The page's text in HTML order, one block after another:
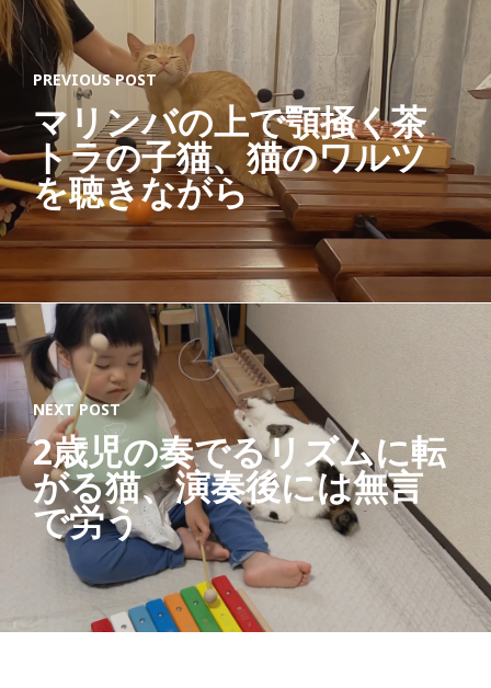
PREVIOUS POST
マリンバの上で顎掻く茶
トラの子猫、猫のワルツ
を聴きながら
NEXT POST
2歳児の奏でるリズムに転
がる猫、演奏後には無言
で労う